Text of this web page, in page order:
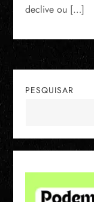
declive ou […]
PESQUISAR